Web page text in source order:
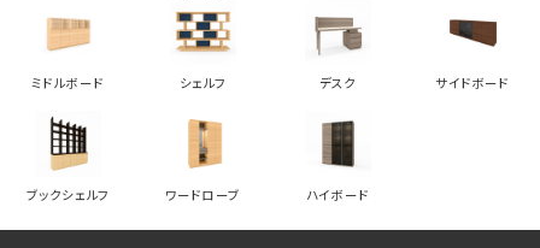
ミドルボード シェルフ デスク サイドボード
ブックシェルフ ワードローブ ハイボード